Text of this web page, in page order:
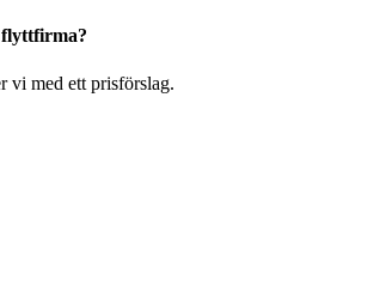
flyttfirma?
vi med ett prisförslag.